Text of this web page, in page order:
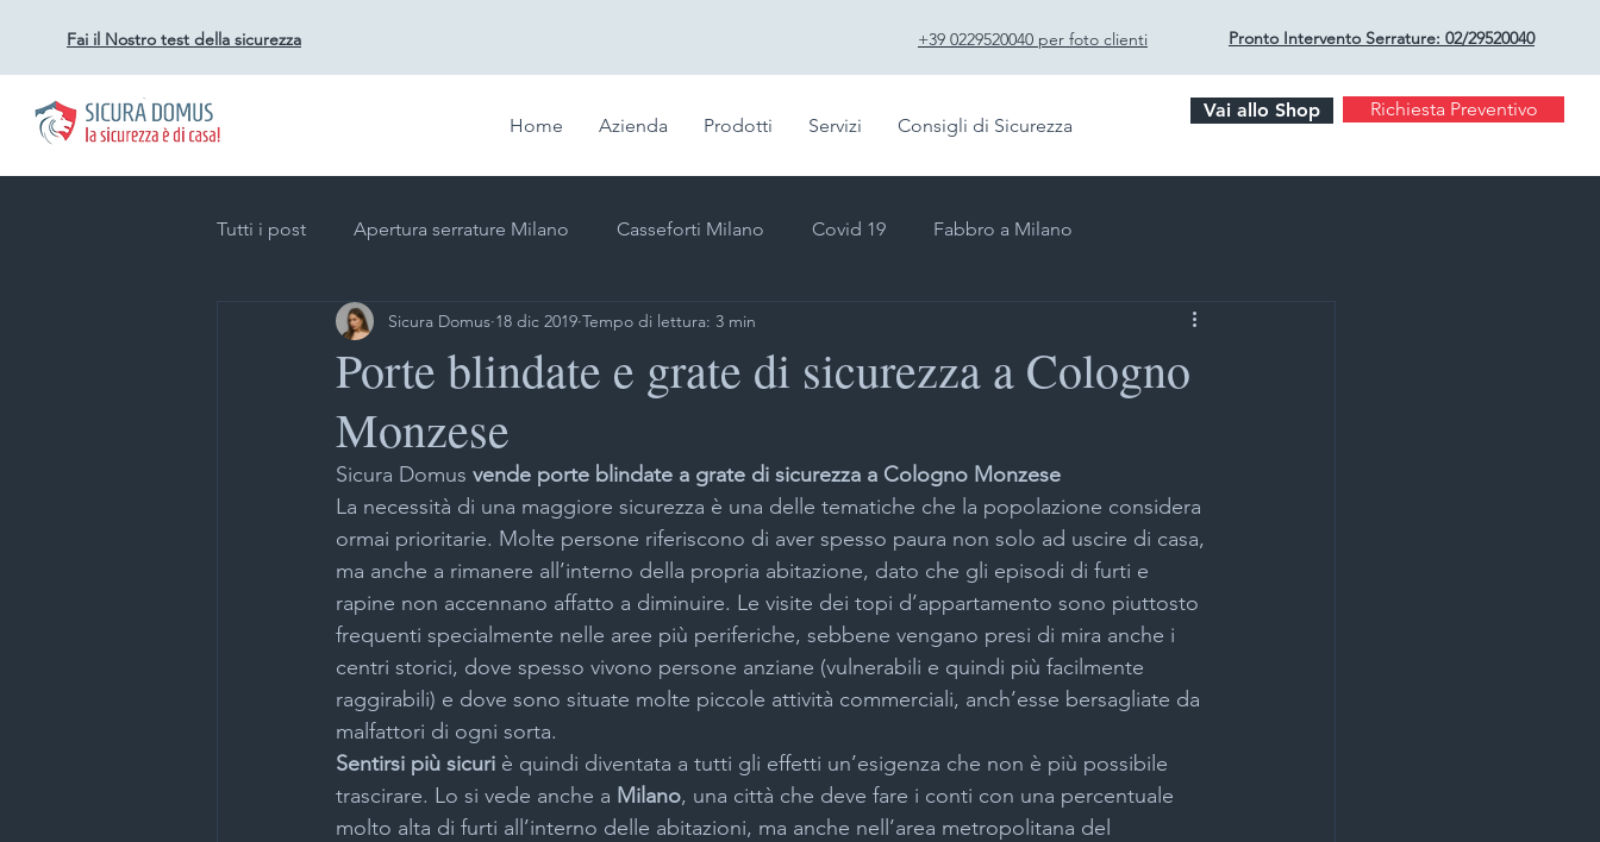
Fai il Nostro test della sicurezza +39 0229520040 per foto clienti Pronto Intervento Serrature: 02/29520040
Home Azienda Prodotti Servizi Consigli di Sicurezza
Vai allo Shop Richiesta Preventivo
Tutti i post Apertura serrature Milano Casseforti Milano Covid 19 Fabbro a Milano
Duplicazione chiavi a Milano Emergenza fabbro
Impianti videosorveglianza per asil
Impianti allarme Milano Grate di sicurezza Impianti sicurezza Milano Inferriate di sicurezza
Inferriate Milano Installazione inferriate Motorizzazione tapparelle Milano Installazione cancelli automatici
Nebbiogeni Milano Negozi videosorveglianza Milano Negozio chiavi e serrature Milano Novità
Porte blindate Milano Porta basculanti garage a Milano Porte sezionali garage Milano
Porte blindate e grate di sicurezza a Cologno
Monzese
Sicura Domus 18 dic 2019 Tempo di lettura: 3 min
Sicura Domus vende porte blindate a grate di sicurezza a Cologno Monzese
La necessità di una maggiore sicurezza è una delle tematiche che la popolazione considera
ormai prioritarie. Molte persone riferiscono di aver spesso paura non solo ad uscire di casa,
ma anche a rimanere all’interno della propria abitazione, dato che gli episodi di furti e
rapine non accennano affatto a diminuire. Le visite dei topi d’appartamento sono piuttosto
frequenti specialmente nelle aree più periferiche, sebbene vengano presi di mira anche i
centri storici, dove spesso vivono persone anziane (vulnerabili e quindi più facilmente
raggirabili) e dove sono situate molte piccole attività commerciali, anch’esse bersagliate da
malfattori di ogni sorta.
Sentirsi più sicuri è quindi diventata a tutti gli effetti un’esigenza che non è più possibile
trascirare. Lo si vede anche a Milano, una città che deve fare i conti con una percentuale
molto alta di furti all’interno delle abitazioni, ma anche nell’area metropolitana del